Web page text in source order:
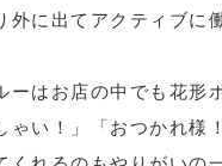
外に出てアクティブに
ーはお店の中でも花形
ゃい！」「おつかれ様